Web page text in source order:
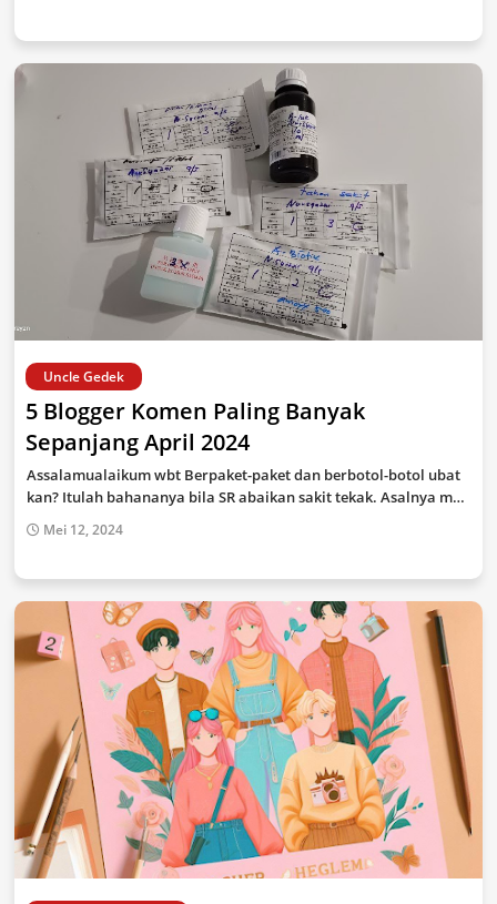
Uncle Gedek
5 Blogger Komen Paling Banyak
Sepanjang April 2024
Assalamualaikum wbt Berpaket-paket dan berbotol-botol ubat
kan? Itulah bahananya bila SR abaikan sakit tekak. Asalnya m…
Mei 12, 2024